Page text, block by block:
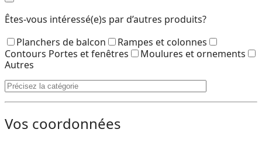
Êtes-vous intéressé(e)s par d’autres produits?
Planchers de balcon
Rampes et colonnes
Contours Portes et fenêtres
Moulures et ornements
Autres
Vos coordonnées